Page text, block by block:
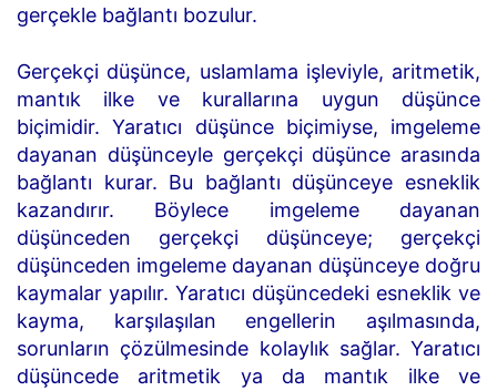
gerçekle bağlantı bozulur.
Gerçekçi düşünce, uslamlama işleviyle, aritmetik,
mantık ilke ve kurallarına uygun düşünce
biçimidir. Yaratıcı düşünce biçimiyse, imgeleme
dayanan düşünceyle gerçekçi düşünce arasında
bağlantı kurar. Bu bağlantı düşünceye esneklik
kazandırır. Böylece imgeleme dayanan
düşünceden gerçekçi düşünceye; gerçekçi
düşünceden imgeleme dayanan düşünceye doğru
kaymalar yapılır. Yaratıcı düşüncedeki esneklik ve
kayma, karşılaşılan engellerin aşılmasında,
sorunların çözülmesinde kolaylık sağlar. Yaratıcı
düşüncede aritmetik ya da mantık ilke ve